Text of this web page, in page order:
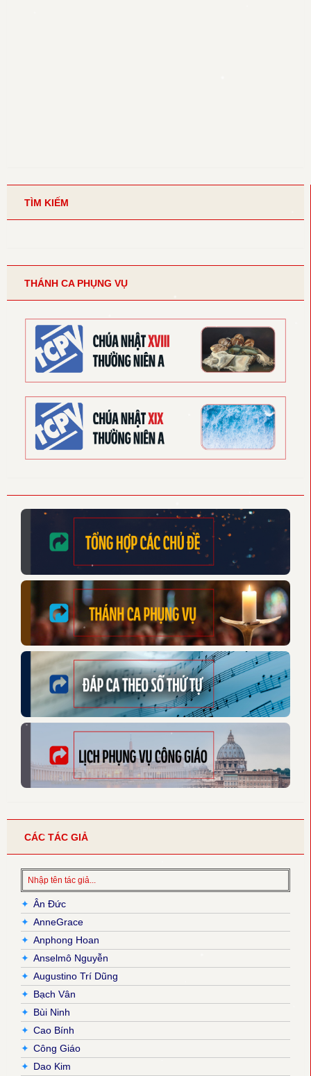
TÌM KIẾM
THÁNH CA PHỤNG VỤ
CÁC TÁC GIẢ
✦ Ân Đức
✦ AnneGrace
✦ Anphong Hoan
✦ Anselmô Nguyễn
✦ Augustino Trí Dũng
✦ Bạch Vân
✦ Bùi Ninh
✦ Cao Bính
✦ Công Giáo
✦ Dao Kim